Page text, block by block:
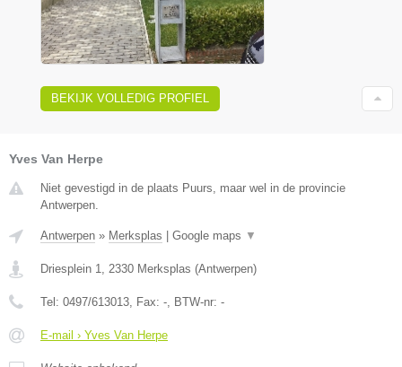
BEKIJK VOLLEDIG PROFIEL
Yves Van Herpe
Niet gevestigd in de plaats Puurs, maar wel in de provincie
Antwerpen.
Antwerpen » Merksplas | Google maps ▼
Driesplein 1 2330 Merksplas (Antwerpen)
Tel: 0497/613013 , Fax: - , BTW-nr: -
E-mail › Yves Van Herpe